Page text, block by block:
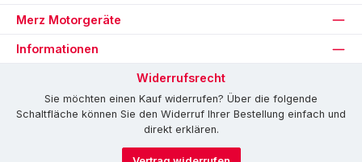
Merz Motorgeräte
Informationen
Widerrufsrecht
Sie möchten einen Kauf widerrufen? Über die folgende
Schaltfläche können Sie den Widerruf Ihrer Bestellung einfach und
direkt erklären.